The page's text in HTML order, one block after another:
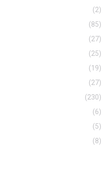
(2)
(85)
(27)
(25)
(19)
(27)
(230)
(6)
(5)
(8)